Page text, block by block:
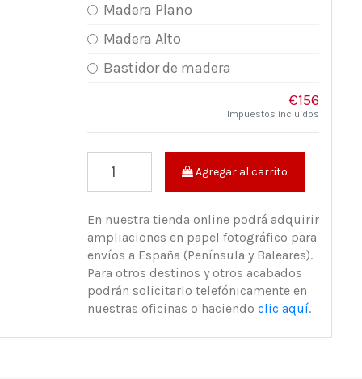
Madera Plano
Madera Alto
Bastidor de madera
€156
Impuestos incluidos
Agregar al carrito
En nuestra tienda online podrá adquirir
ampliaciones en papel fotográfico para
envíos a España (Península y Baleares).
Para otros destinos y otros acabados
podrán solicitarlo telefónicamente en
nuestras oficinas o haciendo clic aquí.